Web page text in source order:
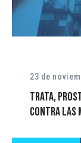
23 de
Trata,
contra las